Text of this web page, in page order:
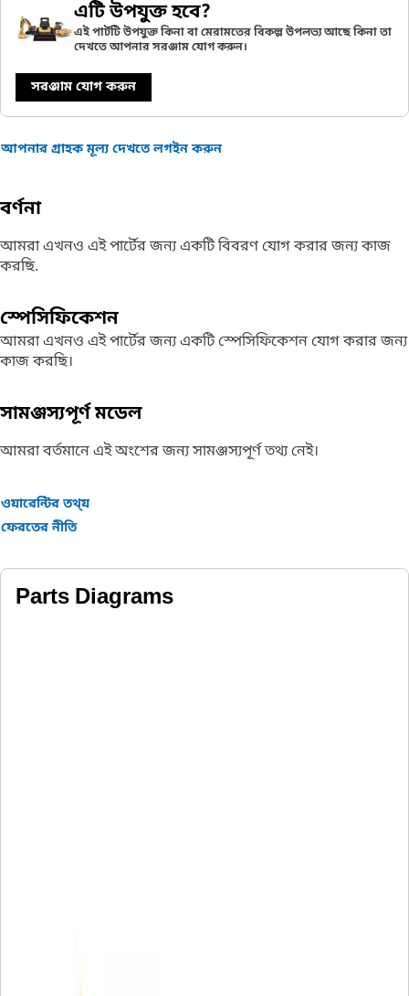
এটি উপযুক্ত হবে?
এই পার্টটি উপযুক্ত কিনা বা মেরামতের বিকল্প উপলভ্য আছে কিনা তা
দেখতে আপনার সরঞ্জাম যোগ করুন।
সরঞ্জাম যোগ করুন
আপনার গ্রাহক মূল্য দেখতে লগইন করুন
বর্ণনা
আমরা এখনও এই পার্টের জন্য একটি বিবরণ যোগ করার জন্য কাজ
করছি.
স্পেসিফিকেশন
আমরা এখনও এই পার্টের জন্য একটি স্পেসিফিকেশন যোগ করার জন্য
কাজ করছি।
সামঞ্জস্যপূর্ণ মডেল
আমরা বর্তমানে এই অংশের জন্য সামঞ্জস্যপূর্ণ তথ্য নেই।
ওয়ারেন্টির তথ্য়
ফেরতের নীতি
Parts Diagrams